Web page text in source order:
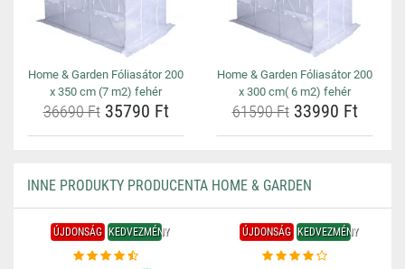
Home & Garden Fóliasátor 200
x 350 cm (7 m2) fehér
36690 Ft35790 Ft
Home & Garden Fóliasátor 200
x 300 cm( 6 m2) fehér
61590 Ft33990 Ft
INNE PRODUKTY PRODUCENTA HOME & GARDEN
ÚJDONSÁG KEDVEZMÉNY ÚJDONSÁG KEDVEZMÉNY